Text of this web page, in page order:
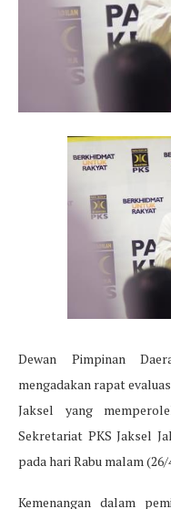
Dewan Pimpinan
mengadakan rapat
Jaksel yang
Sekretariat PKS Jaksel
pada hari Rabu malam (26/
Kemenangan dalam